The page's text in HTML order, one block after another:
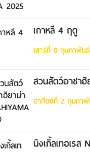
เกาหลี 4 ฤดู
เสาร์ที่ 8 กุมภาพัน
สวนสัตว์อาซาฮิ
อาทิตย์ที่ 2 กุมภาพั
นิงเกิ้ลเทอเรส